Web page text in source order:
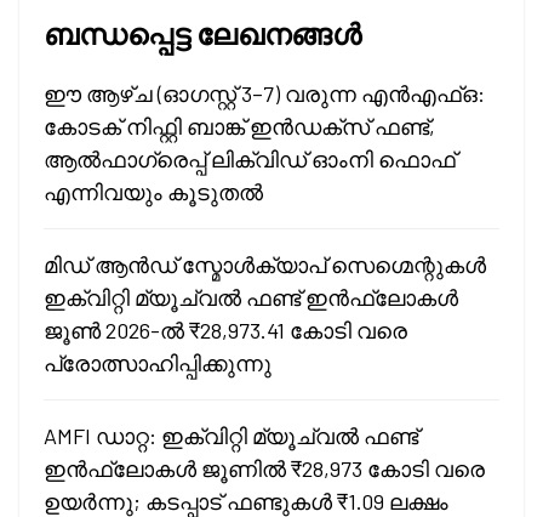
ബന്ധപ്പെട്ട ലേഖനങ്ങൾ
ഈ ആഴ്ച (ഓഗസ്റ്റ് 3–7) വരുന്ന എൻഎഫ്ഒ:
കോടക് നിഫ്റ്റി ബാങ്ക് ഇൻഡക്സ് ഫണ്ട്,
ആൽഫാഗ്രെപ്പ് ലിക്വിഡ് ഓംനി ഫൊഫ്‌
എന്നിവയും കൂടുതൽ
മിഡ് ആൻഡ് സ്മോൾക്യാപ് സെഗ്മെന്റുകൾ
ഇക്വിറ്റി മ്യൂച്വൽ ഫണ്ട് ഇൻഫ്ലോകൾ
ജൂൺ 2026-ൽ ₹28,973.41 കോടി വരെ
പ്രോത്സാഹിപ്പിക്കുന്നു
AMFI ഡാറ്റ: ഇക്വിറ്റി മ്യൂച്വൽ ഫണ്ട്
ഇൻഫ്ലോകൾ ജൂണിൽ ₹28,973 കോടി വരെ
ഉയർന്നു; കടപ്പാട് ഫണ്ടുകൾ ₹1.09 ലക്ഷം